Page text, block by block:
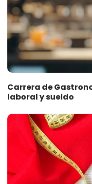
Carrera de
laboral y sueldo